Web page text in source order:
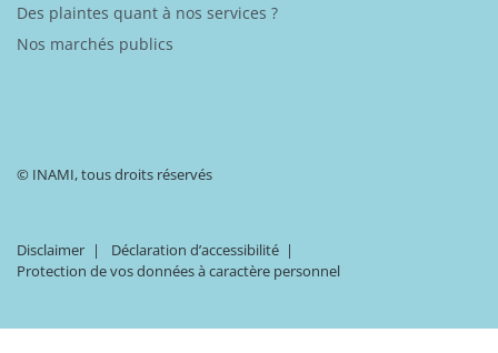
Des plaintes quant à nos services ?
Nos marchés publics
© INAMI, tous droits réservés
Disclaimer
Déclaration d’accessibilité
Protection de vos données à caractère personnel